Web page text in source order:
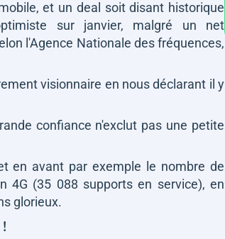
et un deal soit disant historique
sur janvier, malgré un net
l'Agence Nationale des fréquences,
visionnaire en nous déclarant il y
confiance n'exclut pas une petite
en avant par exemple le nombre de
4G (35 088 supports en service), en
glorieux.